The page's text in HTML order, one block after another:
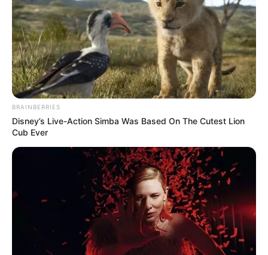
The Truth Will Finally Set Gina Carano Free
BRAINBERRIES
How They Made Little Simba Look So Lifelike in
BRAINBERRIES
Disney’s Live-Action Simba Was Based On The Cutest Lion
Cub Ever